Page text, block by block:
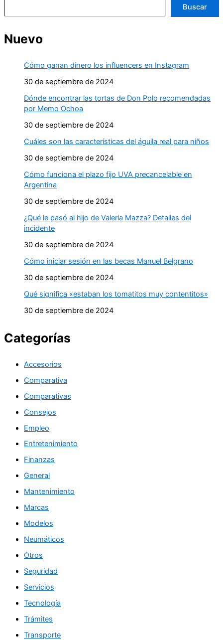
Buscar
Nuevo
Cómo ganan dinero los influencers en Instagram
30 de septiembre de 2024
Dónde encontrar las tortas de Don Polo recomendadas
por Memo Ochoa
30 de septiembre de 2024
Cuáles son las características del águila real para niños
30 de septiembre de 2024
Cómo funciona el plazo fijo UVA precancelable en
Argentina
30 de septiembre de 2024
¿Qué le pasó al hijo de Valeria Mazza? Detalles del
incidente
30 de septiembre de 2024
Cómo iniciar sesión en las becas Manuel Belgrano
30 de septiembre de 2024
Qué significa «estaban los tomatitos muy contentitos»
30 de septiembre de 2024
Categorías
Accesorios
Comparativa
Comparativas
Consejos
Empleo
Entretenimiento
Finanzas
General
Mantenimiento
Marcas
Modelos
Neumáticos
Otros
Seguridad
Servicios
Tecnología
Trámites
Transporte